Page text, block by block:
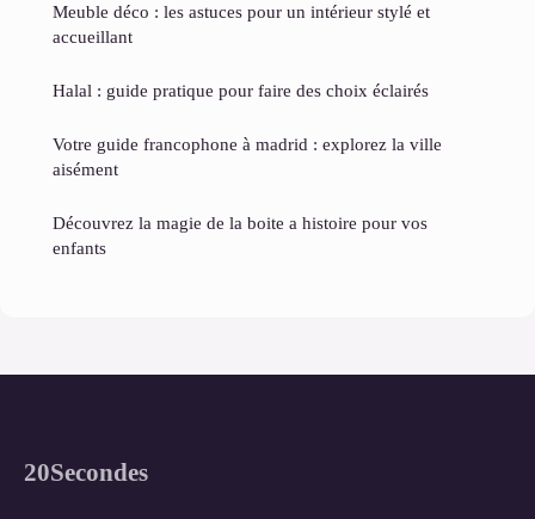
Meuble déco : les astuces pour un intérieur stylé et
accueillant
Halal : guide pratique pour faire des choix éclairés
Votre guide francophone à madrid : explorez la ville
aisément
Découvrez la magie de la boite a histoire pour vos
enfants
20Secondes